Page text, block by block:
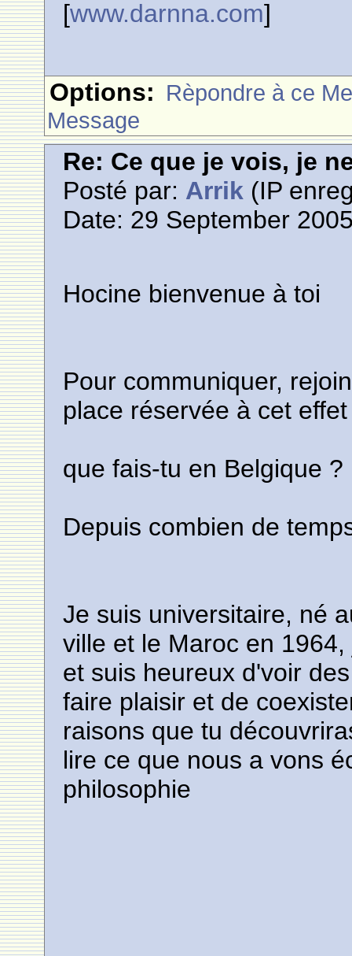
[www.darnna.com]
Options: Rèpondre à ce
Message
Re: Ce que je vois, je
Posté par: Arrik (IP
Date: 29 September
Hocine bienvenue à toi
Pour communiquer,
place réservée à cet effet
que fais-tu en Belgique ?
Depuis combien de
Je suis universitaire, né
ville et le Maroc en
et suis heureux d'voir
faire plaisir et de
raisons que tu
lire ce que nous a vons
philosophie